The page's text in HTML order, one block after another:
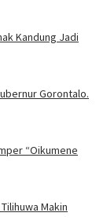
Kandung Jadi
Gorontalo.
“Oikumene
Makin